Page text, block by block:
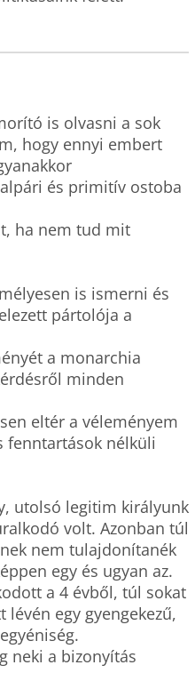
is olvasni a sok
hogy ennyi embert
és primitív ostoba
ha nem tud mit
is ismerni és
pártolója a
a monarchia
minden
eltér a véleményem
fenntartások nélküli
utolsó legitim királyunk
volt. Azonban túl
nem tulajdonítanék
egy és ugyan az.
a 4 évből, túl sokat
egy gyengekezű,
neki a bizonyítás